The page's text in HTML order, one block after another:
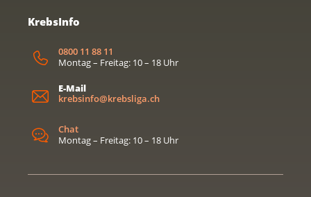
KrebsInfo
0800 11 88 11
Montag – Freitag: 10 – 18 Uhr
E-Mail
krebsinfo@krebsliga.ch
Chat
Montag – Freitag: 10 – 18 Uhr